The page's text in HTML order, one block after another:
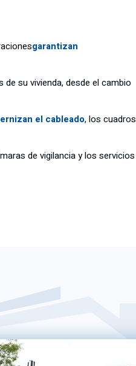
garantizan
su vivienda, desde el cambio
el cableado, los cuadros
de vigilancia y los servicios